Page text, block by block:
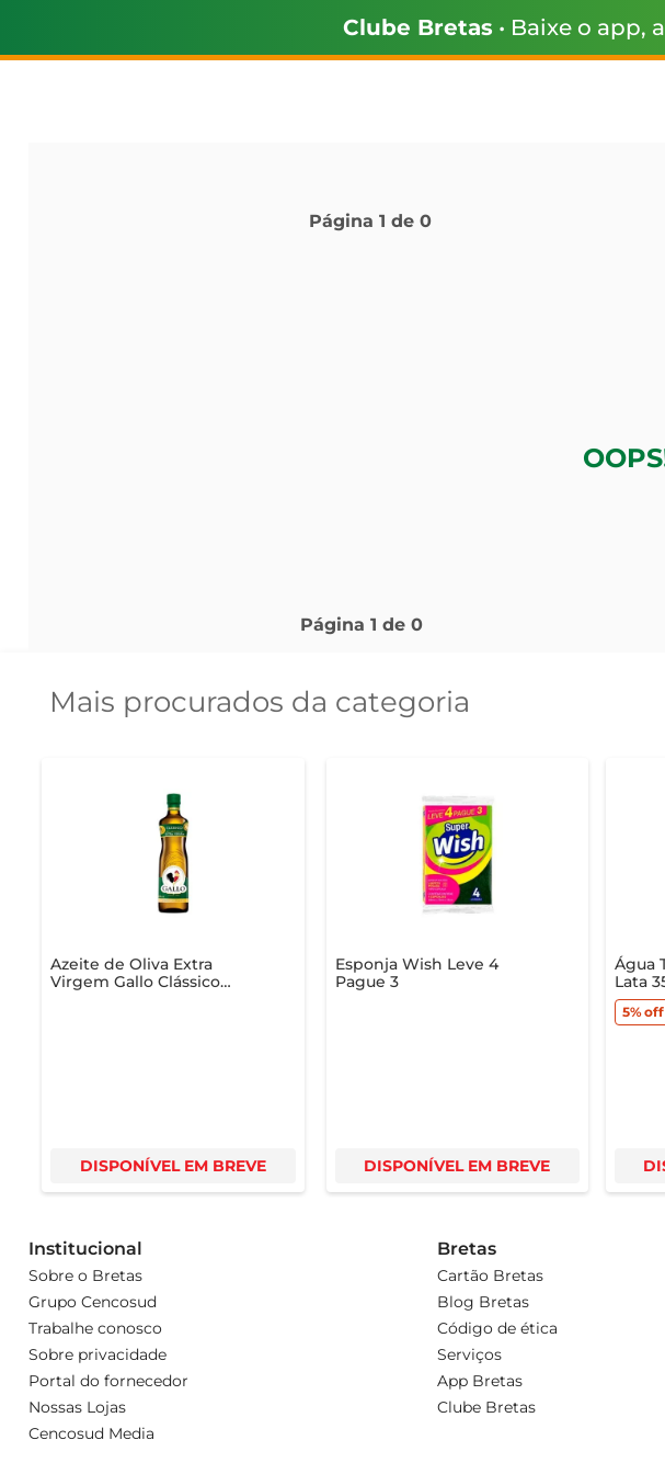
Clube Bretas • Baixe o app,
Página 1 de 0
Página 1 de 0
Mais procurados da categoria
Azeite de Oliva Extra
Virgem Gallo Clássico
DISPONÍVEL EM BREVE
Esponja Wish Leve 4
Pague 3
DISPONÍVEL EM BREVE
Água
Lata
5%off
Institucional
Sobre o Bretas
Grupo Cencosud
Trabalhe conosco
Sobre privacidade
Portal do fornecedor
Nossas Lojas
Cencosud Media
Bretas
Cartão Bretas
Blog Bretas
Código de ética
Serviços
App Bretas
Clube Bretas